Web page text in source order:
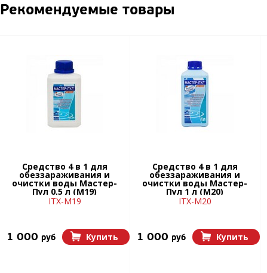
Рекомендуемые товары
Средство 4 в 1 для
обеззараживания и
очистки воды Мастер-
Пул 0,5 л (М19)
ITX-М19
1 000 руб Купить
Средство 4 в 1 для
обеззараживания и
очистки воды Мастер-
Пул 1 л (М20)
ITX-М20
1 000 руб Купить